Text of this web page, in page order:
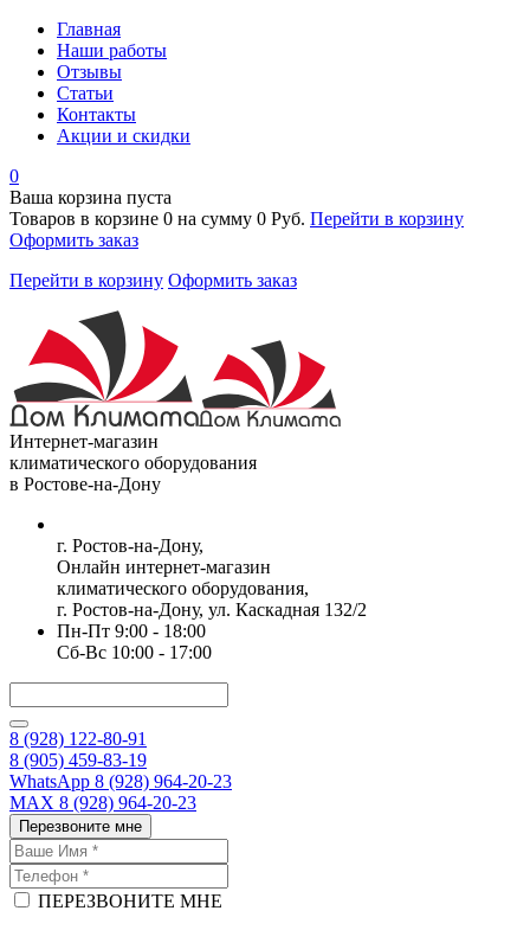
Главная
Наши работы
Отзывы
Статьи
Контакты
Акции и скидки
0
Ваша корзина пуста
Товаров в корзине 0 на сумму 0 Руб. Перейти в корзину
Оформить заказ
Перейти в корзину Оформить заказ
Интернет-магазин
климатического оборудования
в Ростове-на-Дону
г. Ростов-на-Дону,
Онлайн интернет-магазин
климатического оборудования,
г. Ростов-на-Дону, ул. Каскадная 132/2
Пн-Пт 9:00 - 18:00
Сб-Вс 10:00 - 17:00
8 (928) 122-80-91
8 (905) 459-83-19
WhatsApp 8 (928) 964-20-23
MAX 8 (928) 964-20-23
Перезвоните мне
ПЕРЕЗВОНИТЕ МНЕ